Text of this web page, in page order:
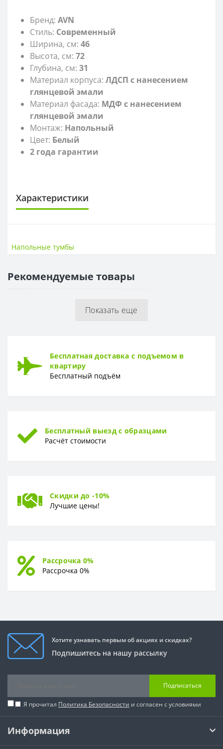
Бренд: AVN
Стиль: Современный
Ширина, см: 46
Высота, см: 72
Глубина, см: 31
Материал корпуса: ЛДСП с нанесением
глянцевой эмали
Материал фасада: МДФ с нанесением
глянцевой эмали
Монтаж: Напольный
Цвет: Белый
2 года гарантии
Характеристики
Высота
Напольные тумбы
Рекомендуемые товары
Показать еще
Бесплатная доставка с подъемом в
квартиру
Бесплатный подъём
Бесплатный выезд с образцами
Расчёт стоимости
Скидки до -10%
Лучшие цены!
Рассрочка 0%
Рассрочка 0%
Хотите узнавать первым об акциях и скидках?
Подпишитесь на нашу рассылку
Подписаться
Я прочитал Политика Безопасности и согласен с условиями
Информация